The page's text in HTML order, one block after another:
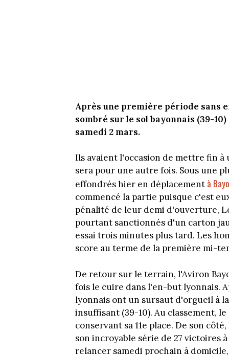
Après une première période sans
sombré sur le sol bayonnais (39-10)
samedi 2 mars.
Ils avaient l'occasion de mettre fin
sera pour une autre fois. Sous une
effondrés hier en déplacement à
commencé la partie puisque c'est
pénalité de leur demi d'ouverture,
pourtant sanctionnés d'un carton
essai trois minutes plus tard. Les
score au terme de la première mi-
De retour sur le terrain, l'Aviron
fois le cuire dans l'en-but lyonnais.
lyonnais ont un sursaut d'orgueil à
insuffisant (39-10). Au classement,
conservant sa 11e place. De son
son incroyable série de 27 victoires
relancer samedi prochain à domicile,